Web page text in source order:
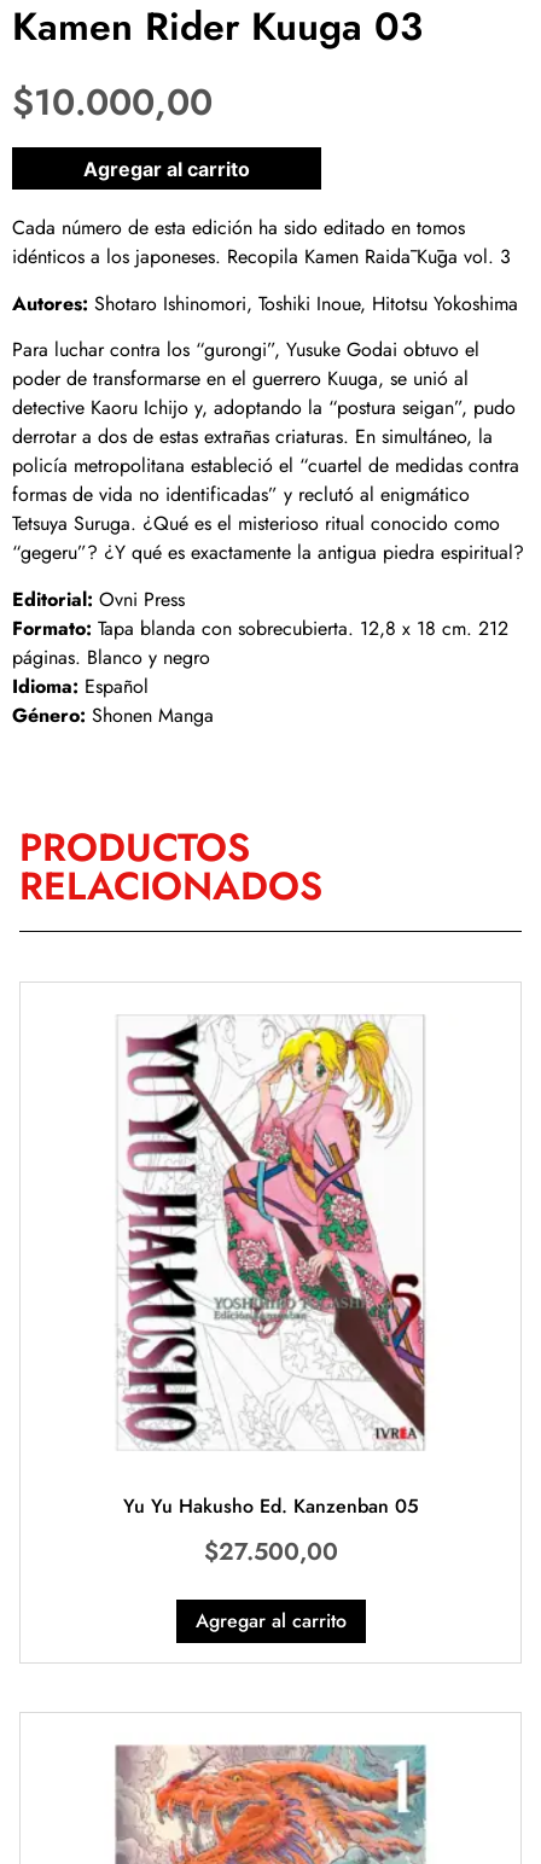
Kamen Rider Kuuga 03
$10.000,00
1 disponibles
Agregar al carrito
Cada número de esta edición ha sido editado en tomos
idénticos a los japoneses. Recopila Kamen Raidā Kūga vol. 3
Autores: Shotaro Ishinomori, Toshiki Inoue, Hitotsu Yokoshima
Para luchar contra los “gurongi”, Yusuke Godai obtuvo el
poder de transformarse en el guerrero Kuuga, se unió al
detective Kaoru Ichijo y, adoptando la “postura seigan”, pudo
derrotar a dos de estas extrañas criaturas. En simultáneo, la
policía metropolitana estableció el “cuartel de medidas contra
formas de vida no identificadas” y reclutó al enigmático
Tetsuya Suruga. ¿Qué es el misterioso ritual conocido como
“gegeru”? ¿Y qué es exactamente la antigua piedra espiritual?
Editorial: Ovni Press
Formato: Tapa blanda con sobrecubierta. 12,8 x 18 cm. 212
páginas. Blanco y negro
Idioma: Español
Género: Shonen Manga
PRODUCTOS
RELACIONADOS
Yu Yu Hakusho Ed. Kanzenban 05
$27.500,00
Agregar al carrito